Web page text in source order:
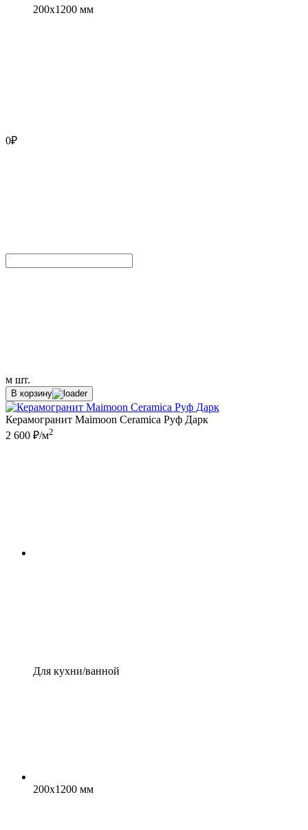
200x1200 мм
0₽
м шт.
В корзину
Керамогранит Maimoon Ceramica Руф Дарк
2 600 ₽/м2
Для кухни/ванной
200x1200 мм